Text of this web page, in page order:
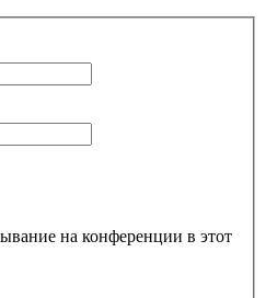
на конференции в этот